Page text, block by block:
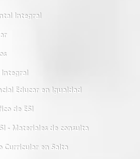
Integral
Integral
Educar en Igualdad
de ESI
- Materiales de consulta
Curricular en Salta